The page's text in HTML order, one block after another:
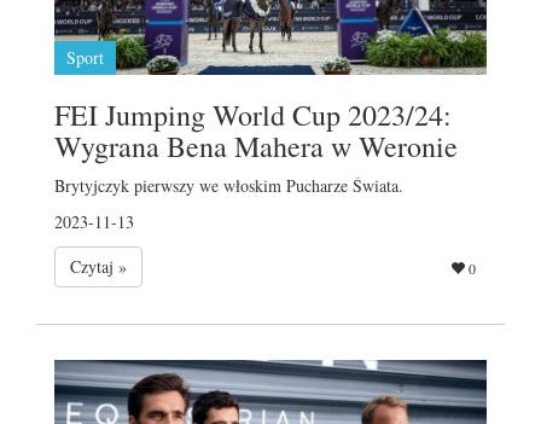
Sport
FEI Jumping World Cup 2023/24:
Wygrana Bena Mahera w Weronie
Brytyjczyk pierwszy we włoskim Pucharze Świata.
2023-11-13
Czytaj »
0